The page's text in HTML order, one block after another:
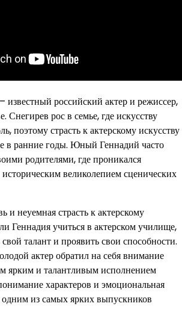
– известный российский актер и режиссер,
рос в семье, где искусству
поэтому страсть к актерскому искусству
в ранние годы. Юный Геннадий часто
родителями, где проникался
великолепием сценических
и неуемная страсть к актерскому
Геннадия учиться в актерском училище,
талант и проявить свои способности.
актер обратил на себя внимание
ярким и талантливым исполнением
характеров и эмоциональная
одним из самых ярких выпускников